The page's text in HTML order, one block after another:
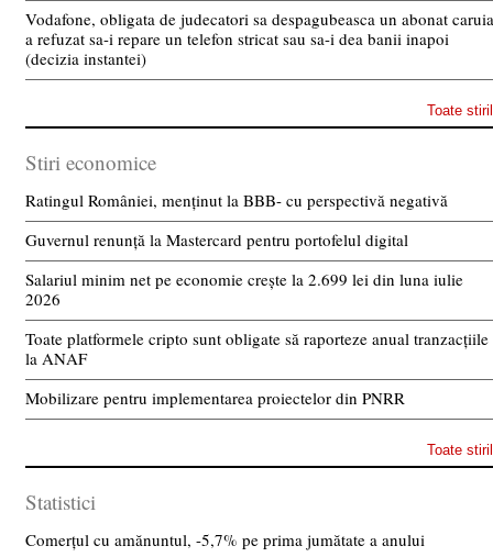
Vodafone, obligata de judecatori sa despagubeasca un abonat caruia
a refuzat sa-i repare un telefon stricat sau sa-i dea banii inapoi
(decizia instantei)
Toate
Stiri economice
Ratingul României, menținut la BBB- cu perspectivă negativă
Guvernul renunță la Mastercard pentru portofelul digital
Salariul minim net pe economie crește la 2.699 lei din luna iulie
2026
Toate platformele cripto sunt obligate să raporteze anual tranzacțiile
la ANAF
Mobilizare pentru implementarea proiectelor din PNRR
Toate
Statistici
Comerțul cu amănuntul, -5,7% pe prima jumătate a anului